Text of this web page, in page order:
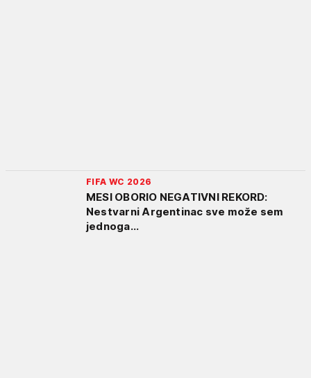
FIFA WC 2026
MESI OBORIO NEGATIVNI REKORD:
Nestvarni Argentinac sve može sem
jednoga...